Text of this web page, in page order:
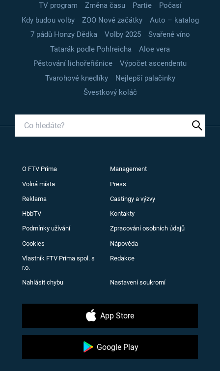
TV program
Změna času Partie
Počasí
Kdy budou volby
ZOO Nové začátky
Auto – katalog
7 pádů Honzy Dědka
Volby 2025
Svařené víno
Tatarák podle Pohlreicha
Aloe vera
Pěstování lichořeřišnice
Výpočet ascendentu
Tvarohové knedlíky
Nejlepší palačinky
Švestkový koláč
O FTV Prima Management
Volná místa Press
Reklama Castingy a výzvy
HbbTV Kontakty
Podmínky užívání Zpracování osobních údajů
Cookies Nápověda
Vlastník FTV Prima spol. s
r.o.
Redakce
Nahlásit chybu Nastavení soukromí
App Store
Google Play